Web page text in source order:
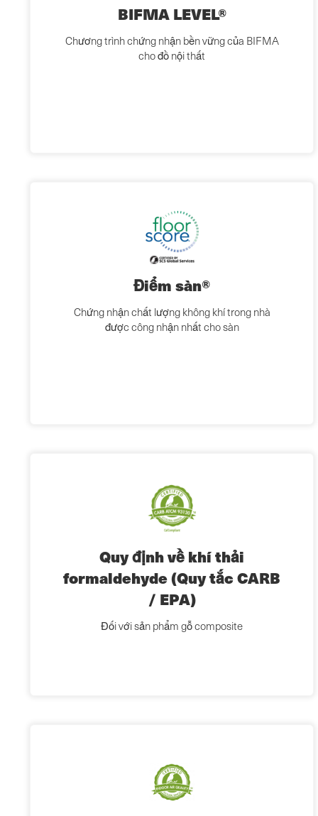
BIFMA LEVEL®
Chương trình chứng nhận bền vững của BIFMA
cho đồ nội thất
Điểm sàn®
Chứng nhận chất lượng không khí trong nhà
được công nhận nhất cho sàn
Quy định về khí thải
formaldehyde (Quy tắc CARB
/ EPA)
Đối với sản phẩm gỗ composite